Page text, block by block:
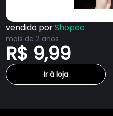
vendido porShopee
mais de 2 anos
R$ 9,99
Ir à loja